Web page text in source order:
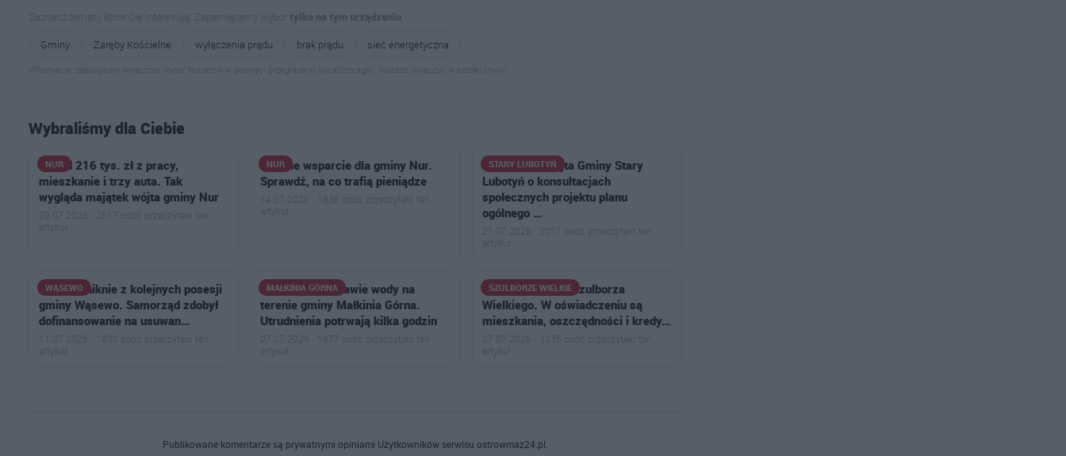
Zaznacz tematy, które Cię interesują. Zapamiętamy wybórtylko na tym urządzeniu.
Gminy
Zaręby Kościelne wyłączenia prądu brak prądu sieć energetyczna
Informacja: zapisujemy wyłącznie wybór tematów w pamięci przeglądarki (localStorage). Możesz wyłączyć w każdej chwili.
Wybraliśmy dla Ciebie
NUR
Ponad 216 tys. zł z pracy,
mieszkanie i trzy auta. Tak
wygląda majątek wójta gminy Nur
09.07.2026 · 2617 osób przeczytało ten
artykuł
NUR
Kolejne wsparcie dla gminy Nur.
Sprawdź, na co trafią pieniądze
14.07.2026 · 1838 osób przeczytało ten
artykuł
STARY LUBOTYŃ
Ogłoszenie Wójta Gminy Stary
Lubotyń o konsultacjach
społecznych projektu planu
ogólnego …
21.07.2026 · 2051 osób przeczytało ten
artykuł
WĄSEWO
Azbest zniknie z kolejnych posesji
gminy Wąsewo. Samorząd zdobył
dofinansowanie na usuwan…
11.07.2026 · 1800 osób przeczytało ten
artykuł
MAŁKINIA GÓRNA
Przerwa w dostawie wody na
terenie gminy Małkinia Górna.
Utrudnienia potrwają kilka godzin
07.07.2026 · 1977 osób przeczytało ten
artykuł
SZULBORZE WIELKIE
Tyle zarobił wójt Szulborza
Wielkiego. W oświadczeniu są
mieszkania, oszczędności i kredy…
07.07.2026 · 3336 osób przeczytało ten
artykuł
Publikowane komentarze są prywatnymi opiniami Użytkowników serwisu ostrowmaz24.pl.